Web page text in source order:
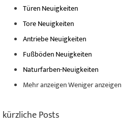
Türen Neuigkeiten
Tore Neuigkeiten
Antriebe Neuigkeiten
Fußböden Neuigkeiten
Naturfarben-Neuigkeiten
Mehr anzeigenWeniger anzeigen
kürzliche Posts